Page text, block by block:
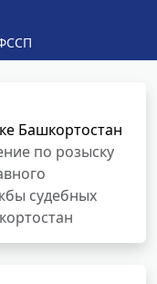
Башкортостан
по розыску
судебных